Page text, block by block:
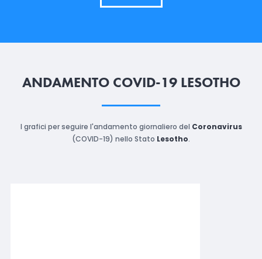
ANDAMENTO COVID-19 LESOTHO
I grafici per seguire l'andamento giornaliero del Coronavirus
(COVID-19) nello Stato Lesotho.